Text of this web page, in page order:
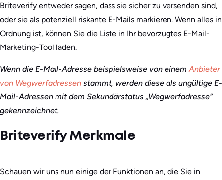
Briteverify entweder sagen, dass sie sicher zu versenden sind,
oder sie als potenziell riskante E-Mails markieren. Wenn alles in
Ordnung ist, können Sie die Liste in Ihr bevorzugtes E-Mail-
Marketing-Tool laden.
Wenn die E-Mail-Adresse beispielsweise von einemAnbieter
von Wegwerfadressen stammt, werden diese als ungültige E-
Mail-Adressen mit dem Sekundärstatus „Wegwerfadresse“
gekennzeichnet.
Briteverify Merkmale
Schauen wir uns nun einige der Funktionen an, die Sie in